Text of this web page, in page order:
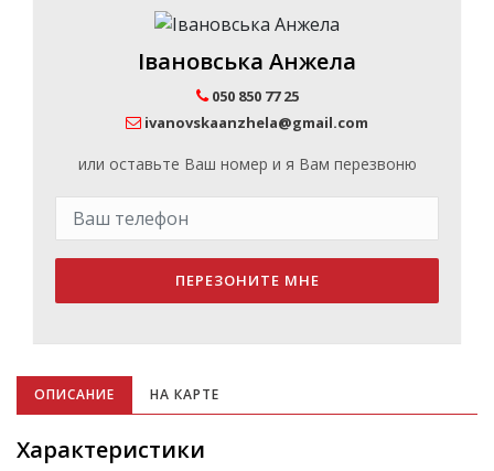
Івановська Анжела
050 850 77 25
ivanovskaanzhela@gmail.com
или оставьте Ваш номер и я Вам перезвоню
ПЕРЕЗОНИТЕ МНЕ
ОПИСАНИЕ НА КАРТЕ
Характеристики